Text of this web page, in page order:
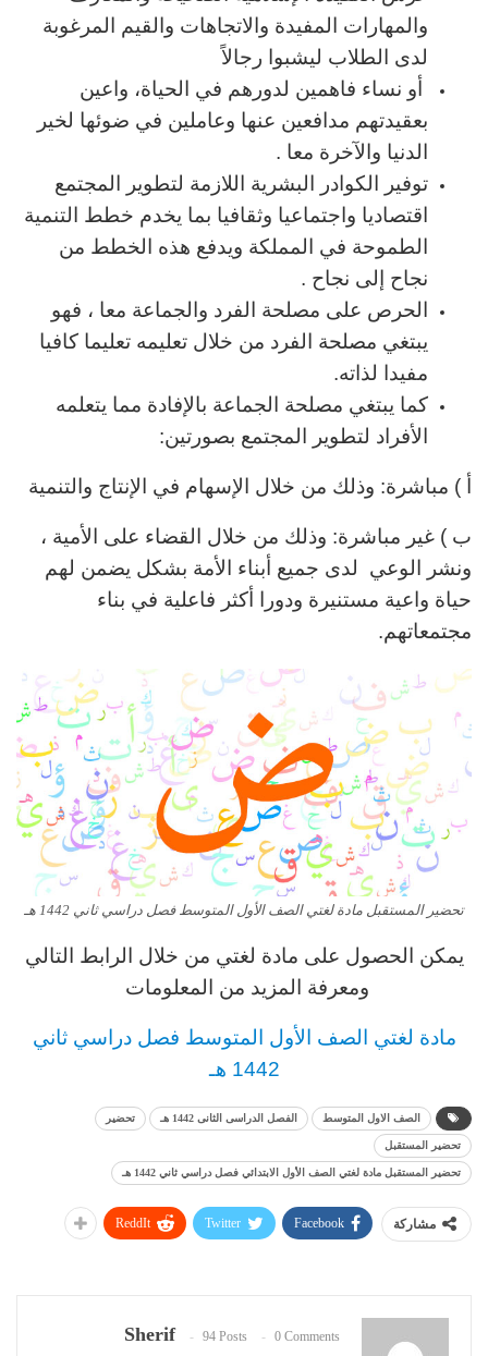
والمهارات المفيدة والاتجاهات والقيم المرغوبة
لدى الطلاب ليشبوا رجالاً
أو نساء فاهمين لدورهم في الحياة، واعين
بعقيدتهم مدافعين عنها وعاملين في ضوئها لخير
الدنيا والآخرة معا .
توفير الكوادر البشرية اللازمة لتطوير المجتمع
اقتصاديا واجتماعيا وثقافيا بما يخدم خطط التنمية
الطموحة في المملكة ويدفع هذه الخطط من
نجاح إلى نجاح .
الحرص على مصلحة الفرد والجماعة معا ، فهو
يبتغي مصلحة الفرد من خلال تعليمه تعليما كافيا
مفيدا لذاته.
كما يبتغي مصلحة الجماعة بالإفادة مما يتعلمه
الأفراد لتطوير المجتمع بصورتين:
أ ) مباشرة: وذلك من خلال الإسهام في الإنتاج والتنمية
ب ) غير مباشرة: وذلك من خلال القضاء على الأمية ،
ونشر الوعي لدى جميع أبناء الأمة بشكل يضمن لهم
حياة واعية مستنيرة ودورا أكثر فاعلية في بناء
مجتمعاتهم.
تحضير المستقبل مادة لغتي الصف الأول المتوسط فصل دراسي ثاني 1442 هـ
يمكن الحصول على مادة لغتي من خلال الرابط التالي
ومعرفة المزيد من المعلومات
مادة لغتي الصف الأول المتوسط فصل دراسي ثاني
1442 هـ
الصف الاول المتوسط الفصل الدراسى الثانى 1442 هـ تحضير
تحضير المستقبل
تحضير المستقبل مادة لغتي الصف الأول الابتدائي فصل دراسي ثاني 1442 هـ
مشاركة Facebook
Twitter
ReddIt
Sherif 94 Posts 0 Comments